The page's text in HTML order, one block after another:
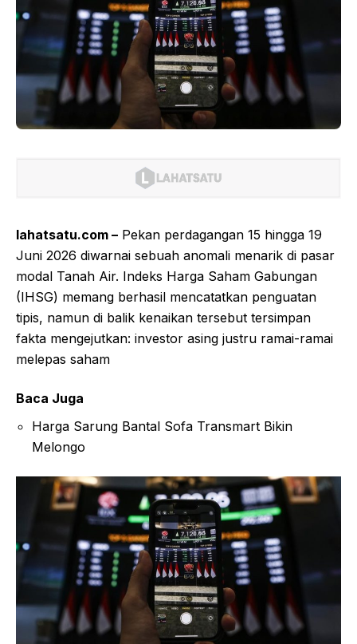
lahatsatu.com – Pekan perdagangan 15 hingga 19
Juni 2026 diwarnai sebuah anomali menarik di pasar
modal Tanah Air. Indeks Harga Saham Gabungan
(IHSG) memang berhasil mencatatkan penguatan
tipis, namun di balik kenaikan tersebut tersimpan
fakta mengejutkan: investor asing justru ramai-ramai
melepas saham
Baca Juga
Harga Sarung Bantal Sofa Transmart Bikin
Melongo